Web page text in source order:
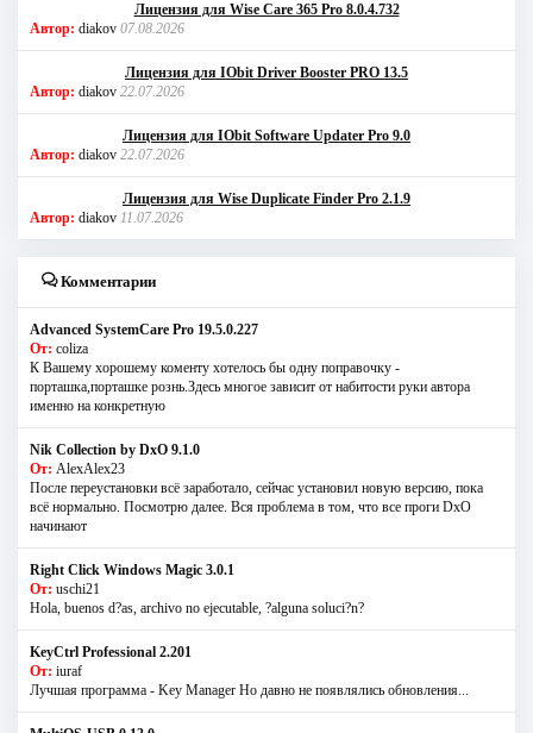
Лицензия для Wise Care 365 Pro 8.0.4.732
Автор: diakov 07.08.2026
Лицензия для IObit Driver Booster PRO 13.5
Автор: diakov 22.07.2026
Лицензия для IObit Software Updater Pro 9.0
Автор: diakov 22.07.2026
Лицензия для Wise Duplicate Finder Pro 2.1.9
Автор: diakov 11.07.2026
Комментарии
Advanced SystemCare Pro 19.5.0.227
От: coliza
К Вашему хорошему коменту хотелось бы одну поправочку -
порташка,порташке рознь.Здесь многое зависит от набитости руки автора
именно на конкретную
Nik Collection by DxO 9.1.0
От: AlexAlex23
После переустановки всё заработало, сейчас установил новую версию, пока
всё нормально. Посмотрю далее. Вся проблема в том, что все проги DxO
начинают
Right Click Windows Magic 3.0.1
От: uschi21
Hola, buenos d?as, archivo no ejecutable, ?alguna soluci?n?
KeyCtrl Professional 2.201
От: iuraf
Лучшая программа - Key Manager Но давно не появлялись обновления...